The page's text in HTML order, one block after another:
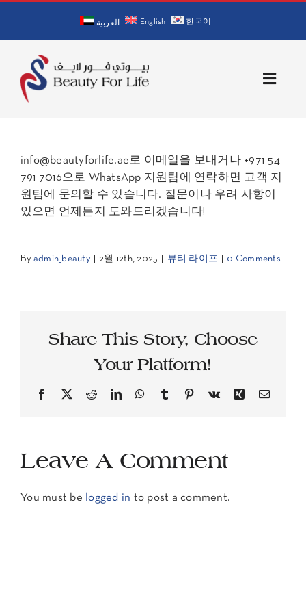
content
العربية English 한국어
Toggle
회사 소개
의사 소개
서비스
info@beautyforlife.ae로 이메일을 보내거나 +971 54
791 7016으로 WhatsApp 지원팀에 연락하면 고객 지
원팀에 문의할 수 있습니다. 질문이나 우려 사항이
있으면 언제든지 도와드리겠습니다!
By admin_beauty 2월 12th, 2025 뷰티 라이프 0 Comments
Share This Story, Choose
Your Platform!
Facebook
X RedditLinkedInWhatsApp
Tumblr Pinterest
Vk Xing Email
Leave A Comment
You must be logged in to post a comment.